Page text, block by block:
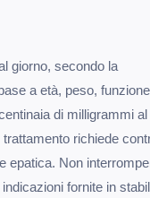
giorno, secondo la
a età, peso, funzione
di milligrammi al
richiede
epatica. Non
fornite in